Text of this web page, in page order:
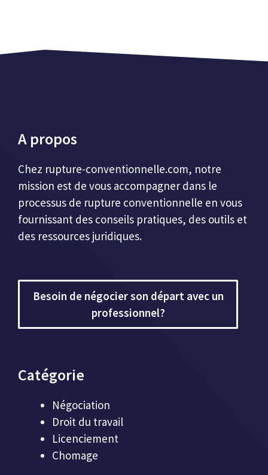
A propos
Chez rupture-conventionnelle.com, notre
mission est de vous accompagner dans le
processus de rupture conventionnelle en vous
fournissant des conseils pratiques, des outils et
des ressources juridiques.
Besoin de négocier son départ avec un
professionnel?
Catégorie
Négociation
Droit du travail
Licenciement
Chomage